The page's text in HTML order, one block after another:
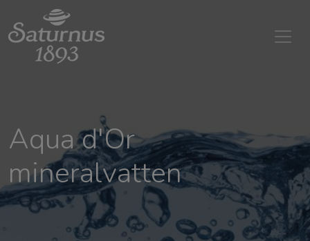
SKIP TO MAIN CONTENT
Aqua d'Or
mineralvatten